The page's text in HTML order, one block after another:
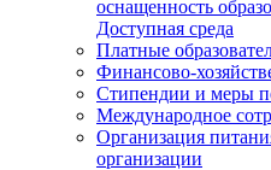
оснащенность
Доступная среда
Платные
Финансово-
Стипендии и меры
Международное
Организация
организации